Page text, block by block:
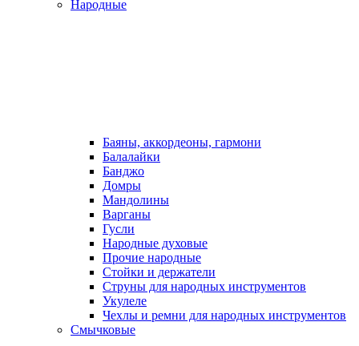
Народные
Баяны, аккордеоны, гармони
Балалайки
Банджо
Домры
Мандолины
Варганы
Гусли
Народные духовые
Прочие народные
Стойки и держатели
Струны для народных инструментов
Укулеле
Чехлы и ремни для народных инструментов
Смычковые